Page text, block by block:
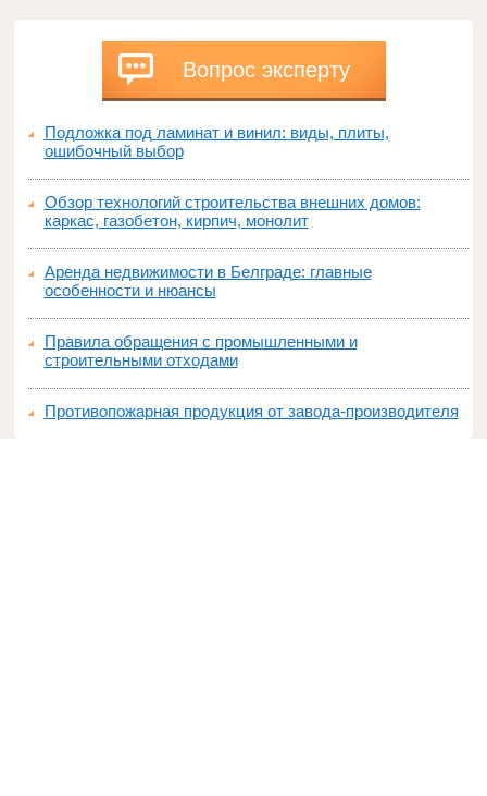
Вопрос эксперту
Подложка под ламинат и винил: виды, плиты,
ошибочный выбор
Обзор технологий строительства внешних домов:
каркас, газобетон, кирпич, монолит
Аренда недвижимости в Белграде: главные
особенности и нюансы
Правила обращения с промышленными и
строительными отходами
Противопожарная продукция от завода-производителя